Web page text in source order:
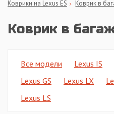
Коврики на Lexus ES
Коврик в
Коврик в
Все модели Lexus IS
Lexus GS
Lexus LX
Lexus LS